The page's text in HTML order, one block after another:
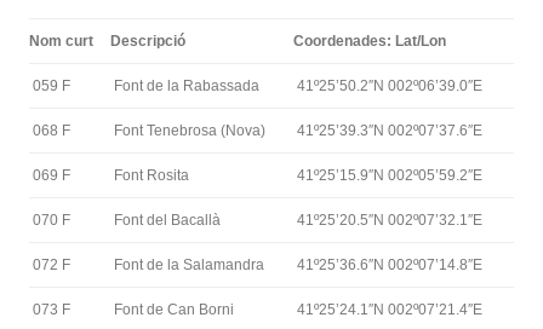
Nom curt Descripció Coordenades: Lat/Lon
059 F Font de la Rabassada 41º25’50.2″N 002º06’39.0″E
068 F Font Tenebrosa (Nova) 41º25’39.3″N 002º07’37.6″E
069 F Font Rosita 41º25’15.9″N 002º05’59.2″E
070 F Font del Bacallà 41º25’20.5″N 002º07’32.1″E
072 F Font de la Salamandra 41º25’36.6″N 002º07’14.8″E
073 F Font de Can Borni 41º25’24.1″N 002º07’21.4″E